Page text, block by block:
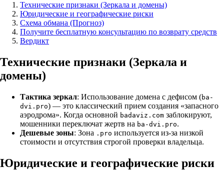
Технические признаки (Зеркала и домены)
Юридические и географические риски
Схема обмана (Прогноз)
Получите бесплатную консультацию по возврату средств
Вердикт
Технические признаки (Зеркала и
домены)
Тактика зеркал: Использование домена с дефисом (ba-
dvi.pro) — это классический прием создания «запасного
аэродрома». Когда основной badaviz.com заблокируют,
мошенники переключат жертв на ba-dvi.pro.
Дешевые зоны: Зона .pro используется из-за низкой
стоимости и отсутствия строгой проверки владельца.
Юридические и географические риски